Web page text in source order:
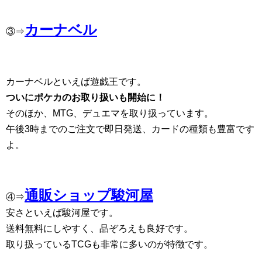
③⇒ カーナベル
カーナベルといえば遊戯王です。
ついにポケカのお取り扱いも開始に！
そのほか、MTG、デュエマを取り扱っています。
午後3時までのご注文で即日発送、カードの種類も豊富です
よ。
④⇒通販ショップ駿河屋
安さといえば駿河屋です。
送料無料にしやすく、品ぞろえも良好です。
取り扱っているTCGも非常に多いのが特徴です。